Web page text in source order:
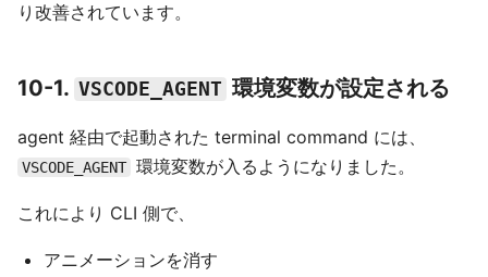
り改善されています。
10-1. VSCODE_AGENT 環境変数が設定される
agent 経由で起動された terminal command には、
VSCODE_AGENT 環境変数が入るようになりました。
これにより CLI 側で、
アニメーションを消す